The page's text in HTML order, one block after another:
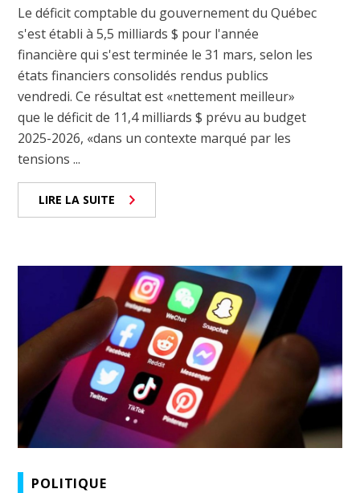
Le déficit comptable du gouvernement du Québec
s'est établi à 5,5 milliards $ pour l'année
financière qui s'est terminée le 31 mars, selon les
états financiers consolidés rendus publics
vendredi. Ce résultat est «nettement meilleur»
que le déficit de 11,4 milliards $ prévu au budget
2025-2026, «dans un contexte marqué par les
tensions ...
LIRE LA SUITE
POLITIQUE